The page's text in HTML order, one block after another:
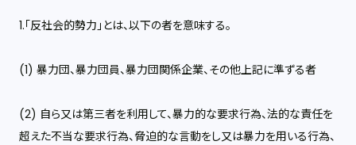
1.「反社会的勢力」とは、以下の者を意味する。
(1) 暴力団、暴力団員、暴力団関係企業、その他上記に準ずる者
(2) 自ら又は第三者を利用して、暴力的な要求行為、法的な責任を
超えた不当な要求行為、脅迫的な言動をし又は暴力を用いる行為、